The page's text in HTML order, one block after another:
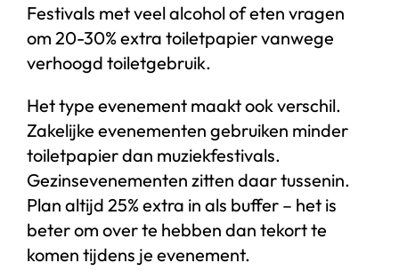
Festivals met veel alcohol of eten vragen
om 20-30% extra toiletpapier vanwege
verhoogd toiletgebruik.
Het type evenement maakt ook verschil.
Zakelijke evenementen gebruiken minder
toiletpapier dan muziekfestivals.
Gezinsevenementen zitten daar tussenin.
Plan altijd 25% extra in als buffer – het is
beter om over te hebben dan tekort te
komen tijdens je evenement.